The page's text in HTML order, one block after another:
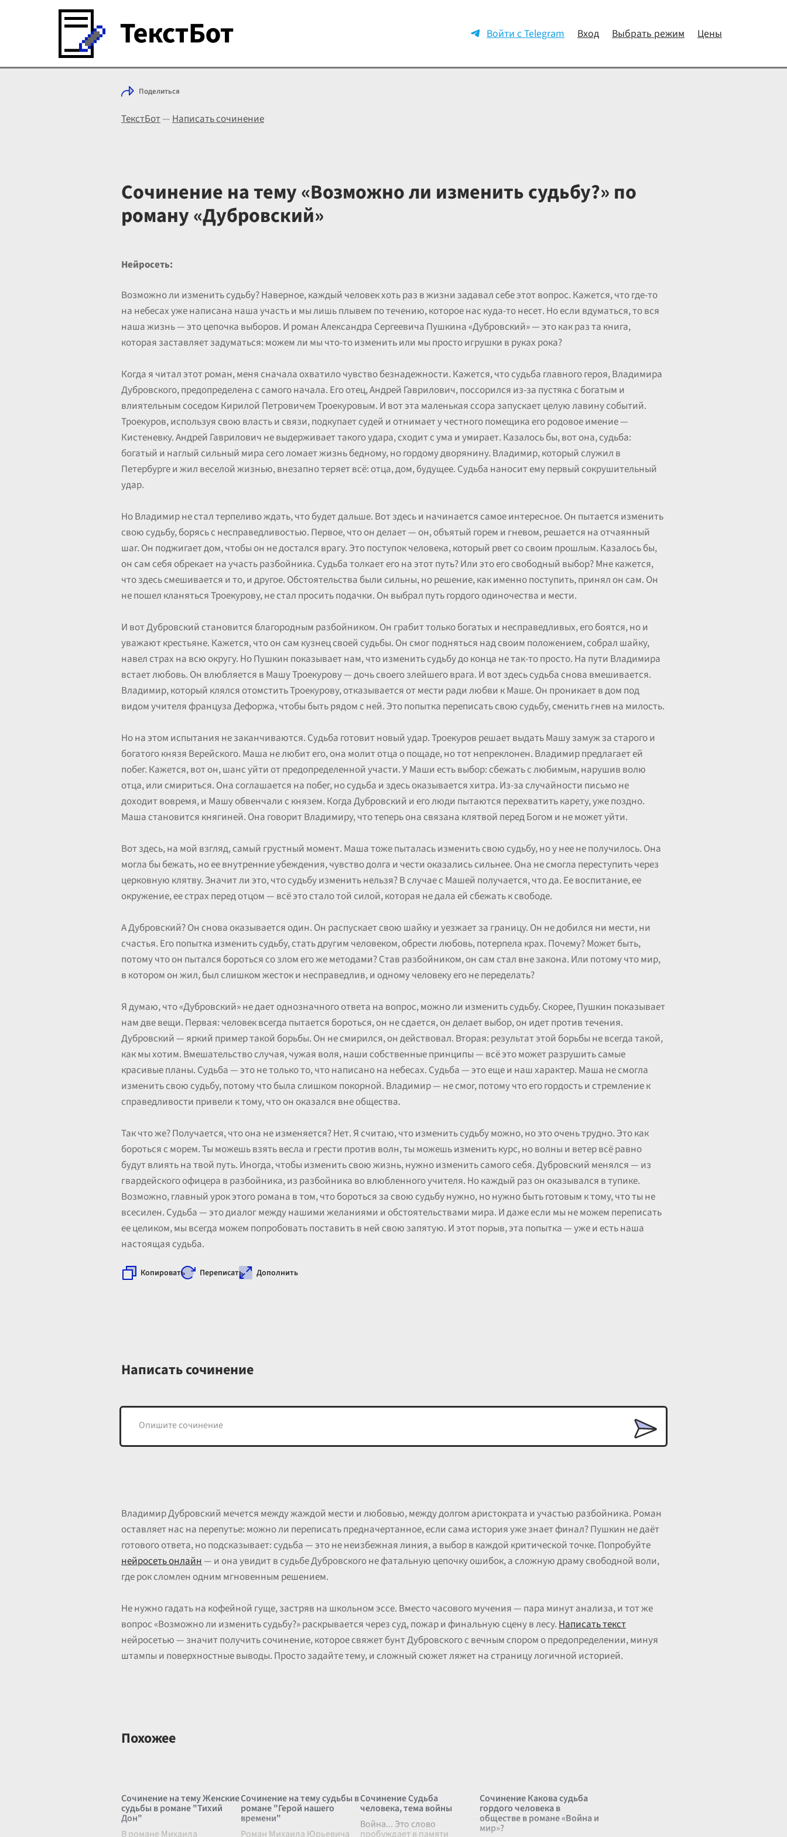
Войти с Telegram Вход Выбрать режим Цены
Поделиться
ТекстБот—Написать сочинение
Сочинение на тему «Возможно ли изменить судьбу?» по
роману «Дубровский»
Нейросеть:
Возможно ли изменить судьбу? Наверное, каждый человек хоть раз в жизни задавал себе этот вопрос. Кажется, что где-то
на небесах уже написана наша участь и мы лишь плывем по течению, которое нас куда-то несет. Но если вдуматься, то вся
наша жизнь — это цепочка выборов. И роман Александра Сергеевича Пушкина «Дубровский» — это как раз та книга,
которая заставляет задуматься: можем ли мы что-то изменить или мы просто игрушки в руках рока?
Когда я читал этот роман, меня сначала охватило чувство безнадежности. Кажется, что судьба главного героя, Владимира
Дубровского, предопределена с самого начала. Его отец, Андрей Гаврилович, поссорился из-за пустяка с богатым и
влиятельным соседом Кирилой Петровичем Троекуровым. И вот эта маленькая ссора запускает целую лавину событий.
Троекуров, используя свою власть и связи, подкупает судей и отнимает у честного помещика его родовое имение —
Кистеневку. Андрей Гаврилович не выдерживает такого удара, сходит с ума и умирает. Казалось бы, вот она, судьба:
богатый и наглый сильный мира сего ломает жизнь бедному, но гордому дворянину. Владимир, который служил в
Петербурге и жил веселой жизнью, внезапно теряет всё: отца, дом, будущее. Судьба наносит ему первый сокрушительный
удар.
Но Владимир не стал терпеливо ждать, что будет дальше. Вот здесь и начинается самое интересное. Он пытается изменить
свою судьбу, борясь с несправедливостью. Первое, что он делает — он, объятый горем и гневом, решается на отчаянный
шаг. Он поджигает дом, чтобы он не достался врагу. Это поступок человека, который рвет со своим прошлым. Казалось бы,
он сам себя обрекает на участь разбойника. Судьба толкает его на этот путь? Или это его свободный выбор? Мне кажется,
что здесь смешивается и то, и другое. Обстоятельства были сильны, но решение, как именно поступить, принял он сам. Он
не пошел кланяться Троекурову, не стал просить подачки. Он выбрал путь гордого одиночества и мести.
И вот Дубровский становится благородным разбойником. Он грабит только богатых и несправедливых, его боятся, но и
уважают крестьяне. Кажется, что он сам кузнец своей судьбы. Он смог подняться над своим положением, собрал шайку,
навел страх на всю округу. Но Пушкин показывает нам, что изменить судьбу до конца не так-то просто. На пути Владимира
встает любовь. Он влюбляется в Машу Троекурову — дочь своего злейшего врага. И вот здесь судьба снова вмешивается.
Владимир, который клялся отомстить Троекурову, отказывается от мести ради любви к Маше. Он проникает в дом под
видом учителя француза Дефоржа, чтобы быть рядом с ней. Это попытка переписать свою судьбу, сменить гнев на милость.
Но на этом испытания не заканчиваются. Судьба готовит новый удар. Троекуров решает выдать Машу замуж за старого и
богатого князя Верейского. Маша не любит его, она молит отца о пощаде, но тот непреклонен. Владимир предлагает ей
побег. Кажется, вот он, шанс уйти от предопределенной участи. У Маши есть выбор: сбежать с любимым, нарушив волю
отца, или смириться. Она соглашается на побег, но судьба и здесь оказывается хитра. Из-за случайности письмо не
доходит вовремя, и Машу обвенчали с князем. Когда Дубровский и его люди пытаются перехватить карету, уже поздно.
Маша становится княгиней. Она говорит Владимиру, что теперь она связана клятвой перед Богом и не может уйти.
Вот здесь, на мой взгляд, самый грустный момент. Маша тоже пыталась изменить свою судьбу, но у нее не получилось. Она
могла бы бежать, но ее внутренние убеждения, чувство долга и чести оказались сильнее. Она не смогла переступить через
церковную клятву. Значит ли это, что судьбу изменить нельзя? В случае с Машей получается, что да. Ее воспитание, ее
окружение, ее страх перед отцом — всё это стало той силой, которая не дала ей сбежать к свободе.
А Дубровский? Он снова оказывается один. Он распускает свою шайку и уезжает за границу. Он не добился ни мести, ни
счастья. Его попытка изменить судьбу, стать другим человеком, обрести любовь, потерпела крах. Почему? Может быть,
потому что он пытался бороться со злом его же методами? Став разбойником, он сам стал вне закона. Или потому что мир,
в котором он жил, был слишком жесток и несправедлив, и одному человеку его не переделать?
Я думаю, что «Дубровский» не дает однозначного ответа на вопрос, можно ли изменить судьбу. Скорее, Пушкин показывает
нам две вещи. Первая: человек всегда пытается бороться, он не сдается, он делает выбор, он идет против течения.
Дубровский — яркий пример такой борьбы. Он не смирился, он действовал. Вторая: результат этой борьбы не всегда такой,
как мы хотим. Вмешательство случая, чужая воля, наши собственные принципы — всё это может разрушить самые
красивые планы. Судьба — это не только то, что написано на небесах. Судьба — это еще и наш характер. Маша не смогла
изменить свою судьбу, потому что была слишком покорной. Владимир — не смог, потому что его гордость и стремление к
справедливости привели к тому, что он оказался вне общества.
Так что же? Получается, что она не изменяется? Нет. Я считаю, что изменить судьбу можно, но это очень трудно. Это как
бороться с морем. Ты можешь взять весла и грести против волн, ты можешь изменить курс, но волны и ветер всё равно
будут влиять на твой путь. Иногда, чтобы изменить свою жизнь, нужно изменить самого себя. Дубровский менялся — из
гвардейского офицера в разбойника, из разбойника во влюбленного учителя. Но каждый раз он оказывался в тупике.
Возможно, главный урок этого романа в том, что бороться за свою судьбу нужно, но нужно быть готовым к тому, что ты не
всесилен. Судьба — это диалог между нашими желаниями и обстоятельствами мира. И даже если мы не можем переписать
ее целиком, мы всегда можем попробовать поставить в ней свою запятую. И этот порыв, эта попытка — уже и есть наша
настоящая судьба.
Копировать Переписать Дополнить
Написать сочинение
Владимир Дубровский мечется между жаждой мести и любовью, между долгом аристократа и участью разбойника. Роман
оставляет нас на перепутье: можно ли переписать предначертанное, если сама история уже знает финал? Пушкин не даёт
готового ответа, но подсказывает: судьба — это не неизбежная линия, а выбор в каждой критической точке. Попробуйте
нейросеть онлайн— и она увидит в судьбе Дубровского не фатальную цепочку ошибок, а сложную драму свободной воли,
где рок сломлен одним мгновенным решением.
Не нужно гадать на кофейной гуще, застряв на школьном эссе. Вместо часового мучения — пара минут анализа, и тот же
вопрос «Возможно ли изменить судьбу?» раскрывается через суд, пожар и финальную сцену в лесу.Написать текст
нейросетью — значит получить сочинение, которое свяжет бунт Дубровского с вечным спором о предопределении, минуя
штампы и поверхностные выводы. Просто задайте тему, и сложный сюжет ляжет на страницу логичной историей.
Похожее
Сочинение на тему Женские
судьбы в романе "Тихий
Дон"
В романе Михаила
Сочинение на тему судьбы в
романе "Герой нашего
времени"
Роман Михаила Юрьевича
Сочинение Судьба
человека, тема войны
Война... Это слово
пробуждает в памяти
Сочинение Какова судьба
гордого человека в
обществе в романе «Война и
мир»?